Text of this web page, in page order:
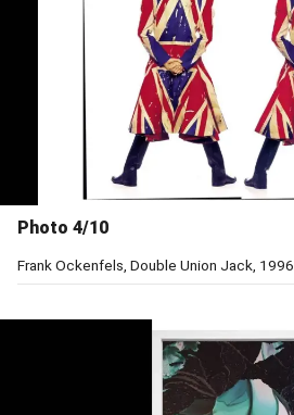
Photo 4/10
Frank Ockenfels, Double Union Jack, 1996